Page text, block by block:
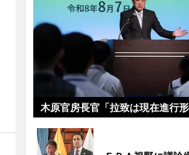
木原官房長官「拉致は現在進行形